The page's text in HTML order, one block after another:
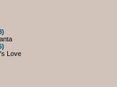
Love